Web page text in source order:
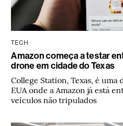
TECH
Amazon começa a testar
drone em cidade do Texas
College Station, Texas, é uma
EUA onde a Amazon já está
veículos não tripulados